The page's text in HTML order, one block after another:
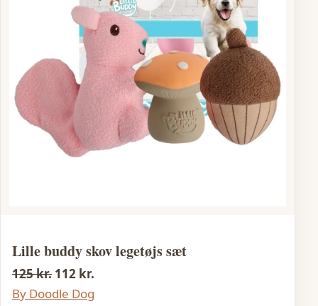
Lille buddy skov legetøjs sæt
125 kr. 112 kr.
By Doodle Dog